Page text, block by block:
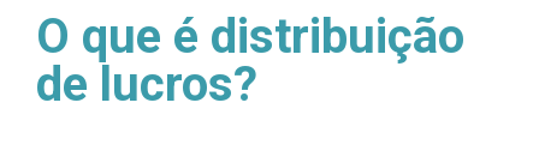
O que é distribuição
de lucros?